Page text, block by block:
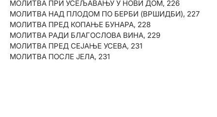
МОЛИТВА ПРИ УСЕЉАВАЊУ У НОВИ ДОМ, 226
МОЛИТВА НАД ПЛОДОМ ПО БЕРБИ (ВРШИДБИ), 227
МОЛИТВА ПРЕД КОПАЊЕ БУНАРА, 228
МОЛИТВА РАДИ БЛАГОСЛОВА ВИНА, 229
МОЛИТВА ПРЕД СЕЈАЊЕ УСЕВА, 231
МОЛИТВА ПОСЛЕ ЈЕЛА, 231